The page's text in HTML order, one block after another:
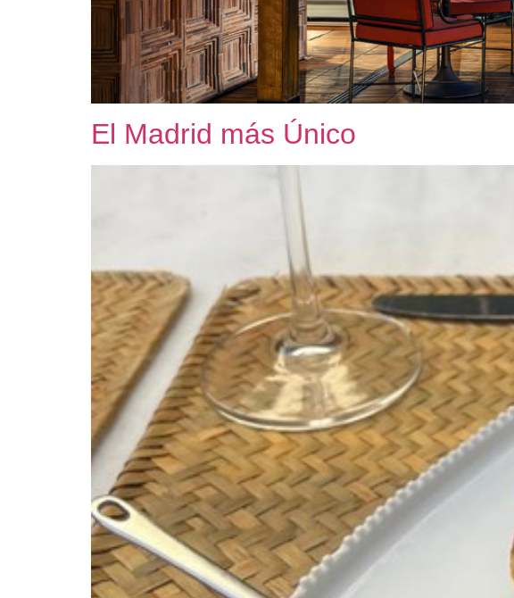
El Madrid más Único